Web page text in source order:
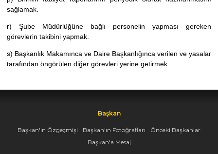
sağlamak.
r) Şube Müdürlüğüne bağlı personelin yapması gereken
görevlerin takibini yapmak.
s) Başkanlık Makamınca ve Daire Başkanlığınca verilen ve yasalar
tarafından öngörülen diğer görevleri yerine getirmek.
Başkan
Başkan'ın Özgeçmişi Başkan'ın Fotoğrafları
Önceki Başkanlar
Başkan'a Mesaj